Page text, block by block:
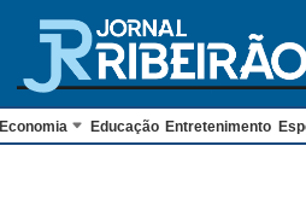
Economia Educação Entretenimento